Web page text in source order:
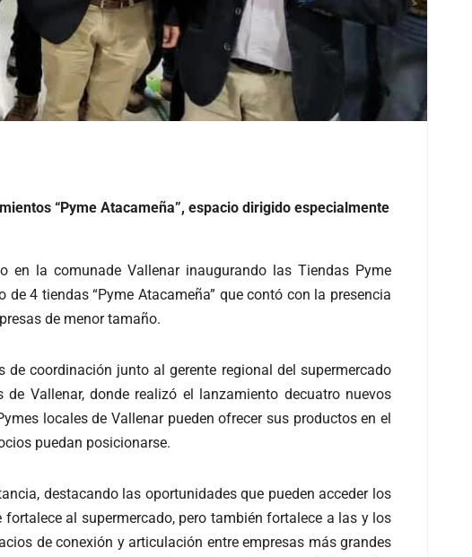
“Pyme Atacameña”, espacio dirigido especialmente
en la comunade Vallenar inaugurando las Tiendas Pyme
4 tiendas “Pyme Atacameña” que contó con la presencia
de menor tamaño.
coordinación junto al gerente regional del supermercado
Vallenar, donde realizó el lanzamiento decuatro nuevos
locales de Vallenar pueden ofrecer sus productos en el
puedan posicionarse.
destacando las oportunidades que pueden acceder los
al supermercado, pero también fortalece a las y los
de conexión y articulación entre empresas más grandes